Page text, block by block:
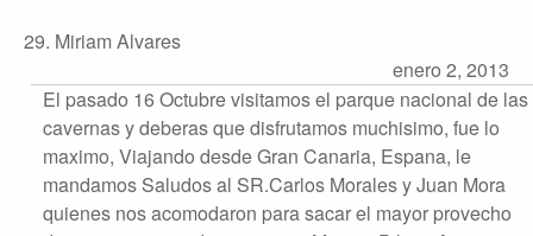
29. Miriam Alvares
enero 2, 2013
El pasado 16 Octubre visitamos el parque nacional de las
cavernas y deberas que disfrutamos muchisimo, fue lo
maximo, Viajando desde Gran Canaria, Espana, le
mandamos Saludos al SR.Carlos Morales y Juan Mora
quienes nos acomodaron para sacar el mayor provecho